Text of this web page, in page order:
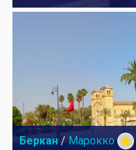
Беркан / Марокко